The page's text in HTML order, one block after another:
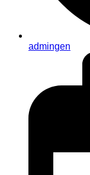
admingen